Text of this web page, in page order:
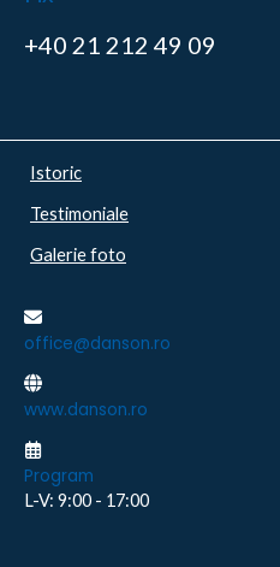
+40 21 212 49 09
Istoric
Testimoniale
Galerie foto
office@danson.ro
www.danson.ro
Program
L-V: 9:00 - 17:00